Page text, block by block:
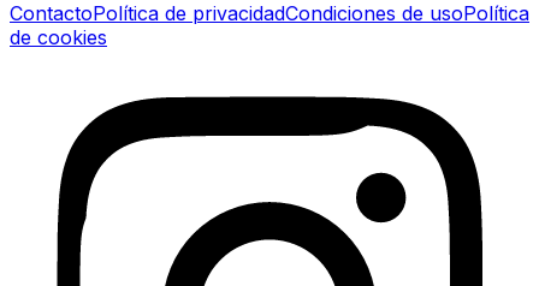
ContactoPolítica de privacidadCondiciones de usoPolítica
de cookies